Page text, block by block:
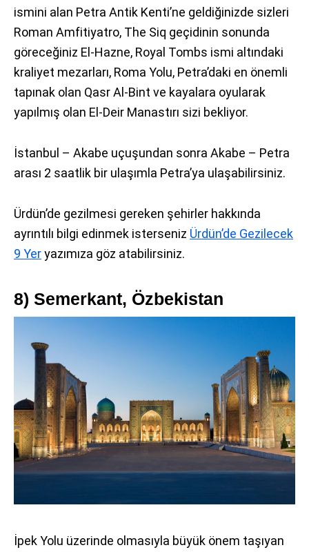
ismini alan Petra Antik Kenti’ne geldiğinizde sizleri
Roman Amfitiyatro, The Siq geçidinin sonunda
göreceğiniz El-Hazne, Royal Tombs ismi altındaki
kraliyet mezarları, Roma Yolu, Petra’daki en önemli
tapınak olan Qasr Al-Bint ve kayalara oyularak
yapılmış olan El-Deir Manastırı sizi bekliyor.
İstanbul – Akabe uçuşundan sonra Akabe – Petra
arası 2 saatlik bir ulaşımla Petra’ya ulaşabilirsiniz.
Ürdün’de gezilmesi gereken şehirler hakkında
ayrıntılı bilgi edinmek isterseniz Ürdün’de Gezilecek
9 Yeryazımıza göz atabilirsiniz.
8) Semerkant, Özbekistan
İpek Yolu üzerinde olmasıyla büyük önem taşıyan